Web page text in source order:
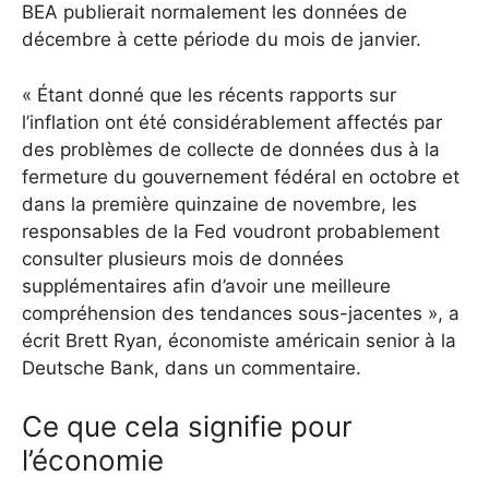
BEA publierait normalement les données de
décembre à cette période du mois de janvier.
« Étant donné que les récents rapports sur
l’inflation ont été considérablement affectés par
des problèmes de collecte de données dus à la
fermeture du gouvernement fédéral en octobre et
dans la première quinzaine de novembre, les
responsables de la Fed voudront probablement
consulter plusieurs mois de données
supplémentaires afin d’avoir une meilleure
compréhension des tendances sous-jacentes », a
écrit Brett Ryan, économiste américain senior à la
Deutsche Bank, dans un commentaire.
Ce que cela signifie pour
l’économie